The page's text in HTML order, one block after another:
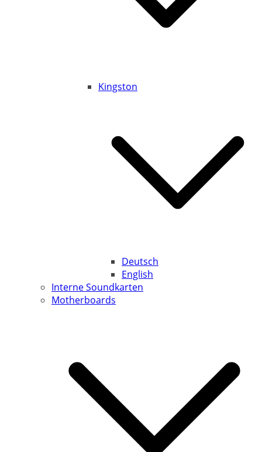
Kingston
Deutsch
English
Interne Soundkarten
Motherboards